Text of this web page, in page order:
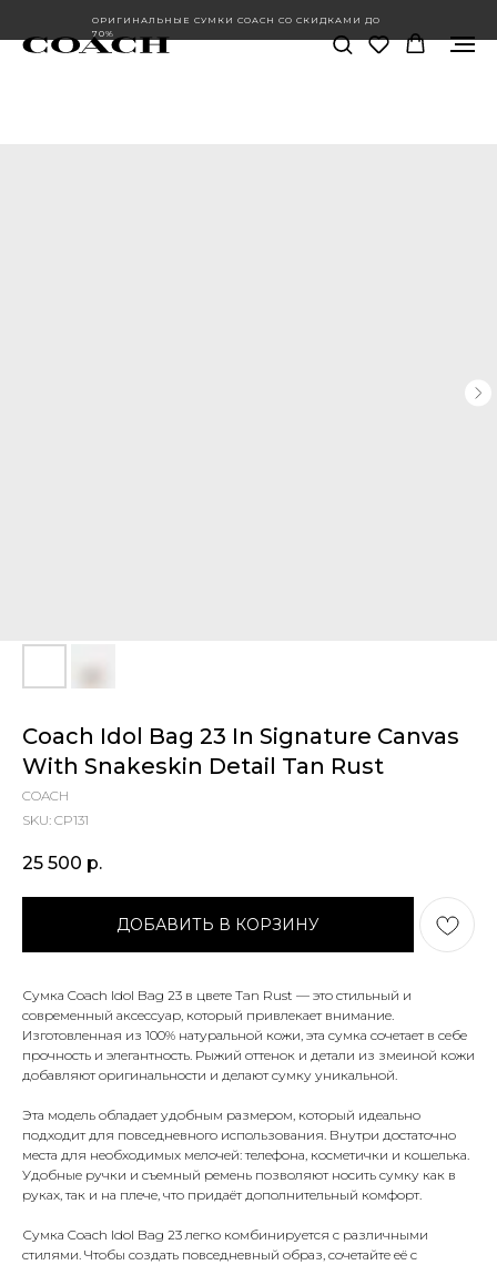
ОРИГИНАЛЬНЫЕ СУМКИ COACH СО СКИДКАМИ ДО
70%
Coach Idol Bag 23 In Signature Canvas
With Snakeskin Detail Tan Rust
COACH
SKU: CP131
25 500 р.
ДОБАВИТЬ В КОРЗИНУ
Сумка Coach Idol Bag 23 в цвете Tan Rust — это стильный и
современный аксессуар, который привлекает внимание.
Изготовленная из 100% натуральной кожи, эта сумка сочетает в себе
прочность и элегантность. Рыжий оттенок и детали из змеиной кожи
добавляют оригинальности и делают сумку уникальной.
Эта модель обладает удобным размером, который идеально
подходит для повседневного использования. Внутри достаточно
места для необходимых мелочей: телефона, косметички и кошелька.
Удобные ручки и съемный ремень позволяют носить сумку как в
руках, так и на плече, что придаёт дополнительный комфорт.
Сумка Coach Idol Bag 23 легко комбинируется с различными
стилями. Чтобы создать повседневный образ, сочетайте её с